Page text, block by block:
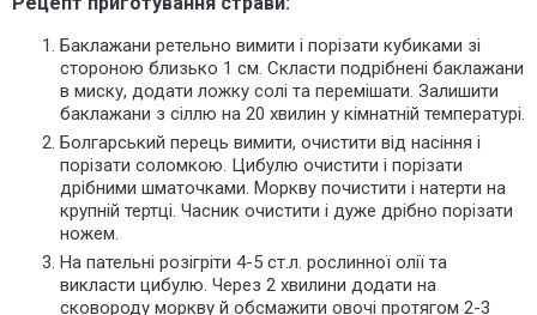
Баклажани ретельно вимити і порізати кубиками зі
стороною близько 1 см. Скласти подрібнені баклажани
в миску, додати ложку солі та перемішати. Залишити
баклажани з сіллю на 20 хвилин у кімнатній температурі.
Болгарський перець вимити, очистити від насіння і
порізати соломкою. Цибулю очистити і порізати
дрібними шматочками. Моркву почистити і натерти на
крупній тертці. Часник очистити і дуже дрібно порізати
ножем.
На пательні розігріти 4-5 ст.л. рослинної олії та
викласти цибулю. Через 2 хвилини додати на
сковороду моркву й обсмажити овочі протягом 2-3